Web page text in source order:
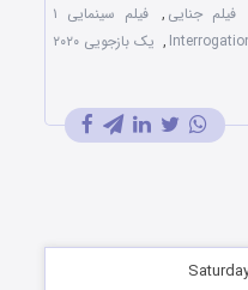
فیلم جنایی ,
فیلم سینمایی ۱
,
یک بازجویی ۲۰۲۰